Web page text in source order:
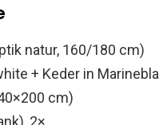
natur, 160/180 cm)
+ Keder in
cm)